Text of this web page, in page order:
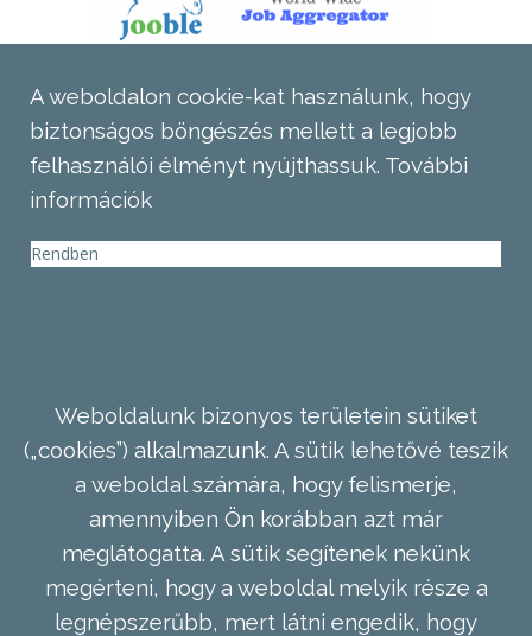
A weboldalon cookie-kat használunk, hogy
biztonságos böngészés mellett a legjobb
felhasználói élményt nyújthassuk. További
információk
Rendben
Weboldalunk bizonyos területein sütiket
(„cookies”) alkalmazunk. A sütik lehetővé teszik
a weboldal számára, hogy felismerje,
amennyiben Ön korábban azt már
meglátogatta. A sütik segítenek nekünk
megérteni, hogy a weboldal melyik része a
legnépszerűbb, mert látni engedik, hogy